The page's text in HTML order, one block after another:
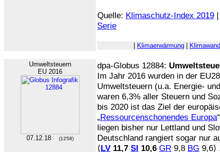
Quelle: Klimaschutz-Index 2019
Serie
Klimaerwärmung
Umweltsteuern
EU 2016
07.12.18 (1258)
dpa-Globus 12884:
Im Jahr 2016 wurden in der
Umweltsteuern (u.a. Energie-
waren 6,3% aller Steuern und
bis 2020 ist das Ziel der
„Ressourcenschonendes Europa
liegen bisher nur Lettland und
Deutschland rangiert sogar nur
⟨LV 11,7 SI 10,6 GR 9,8 BG 9,6⟩